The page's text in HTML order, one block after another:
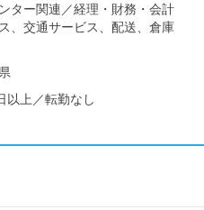
ター関連／経理・財務・会計
、交通サービス、配送、倉庫
以上／転勤なし